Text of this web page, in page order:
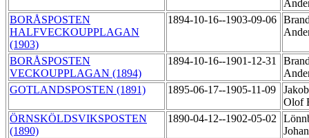
BORÅSPOSTEN
HALFVECKOUPPLAGAN
(1903)
1894-10-16--1903-09-06
BORÅSPOSTEN
VECKOUPPLAGAN (1894)
1894-10-16--1901-12-31
GOTLANDSPOSTEN (1891)
1895-06-17--1905-11-09
Olof
ÖRNSKÖLDSVIKSPOSTEN
(1890)
1890-04-12--1902-05-02